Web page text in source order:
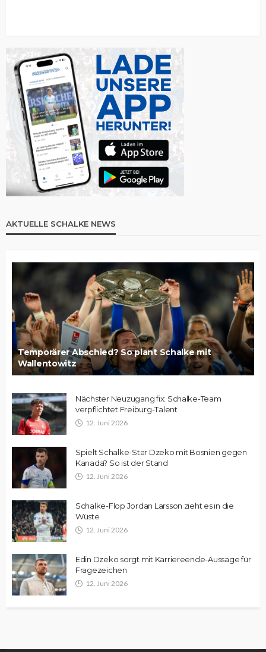
AKTUELLE SCHALKE NEWS
Temporärer Abschied? So plant Schalke mit
Wallentowitz
Nächster Neuzugang fix: Schalke-Team
verpflichtet Freiburg-Talent
12. Juni 2026
Spielt Schalke-Star Dzeko mit Bosnien gegen
Kanada? So ist der Stand
12. Juni 2026
Schalke-Flop Jordan Larsson zieht es in die
Wüste
12. Juni 2026
Edin Dzeko sorgt mit Karriereende-Aussage für
Fragezeichen
12. Juni 2026